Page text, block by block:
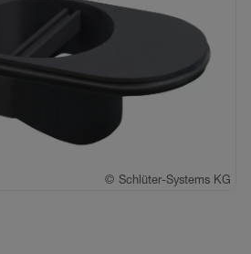
© Schlüter-Systems KG